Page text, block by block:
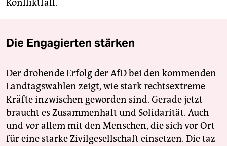
Konfliktfall.
Die Engagierten stärken
Der drohende Erfolg der AfD bei den kommenden
Landtagswahlen zeigt, wie stark rechtsextreme
Kräfte inzwischen geworden sind. Gerade jetzt
braucht es Zusammenhalt und Solidarität. Auch
und vor allem mit den Menschen, die sich vor Ort
für eine starke Zivilgesellschaft einsetzen. Die taz